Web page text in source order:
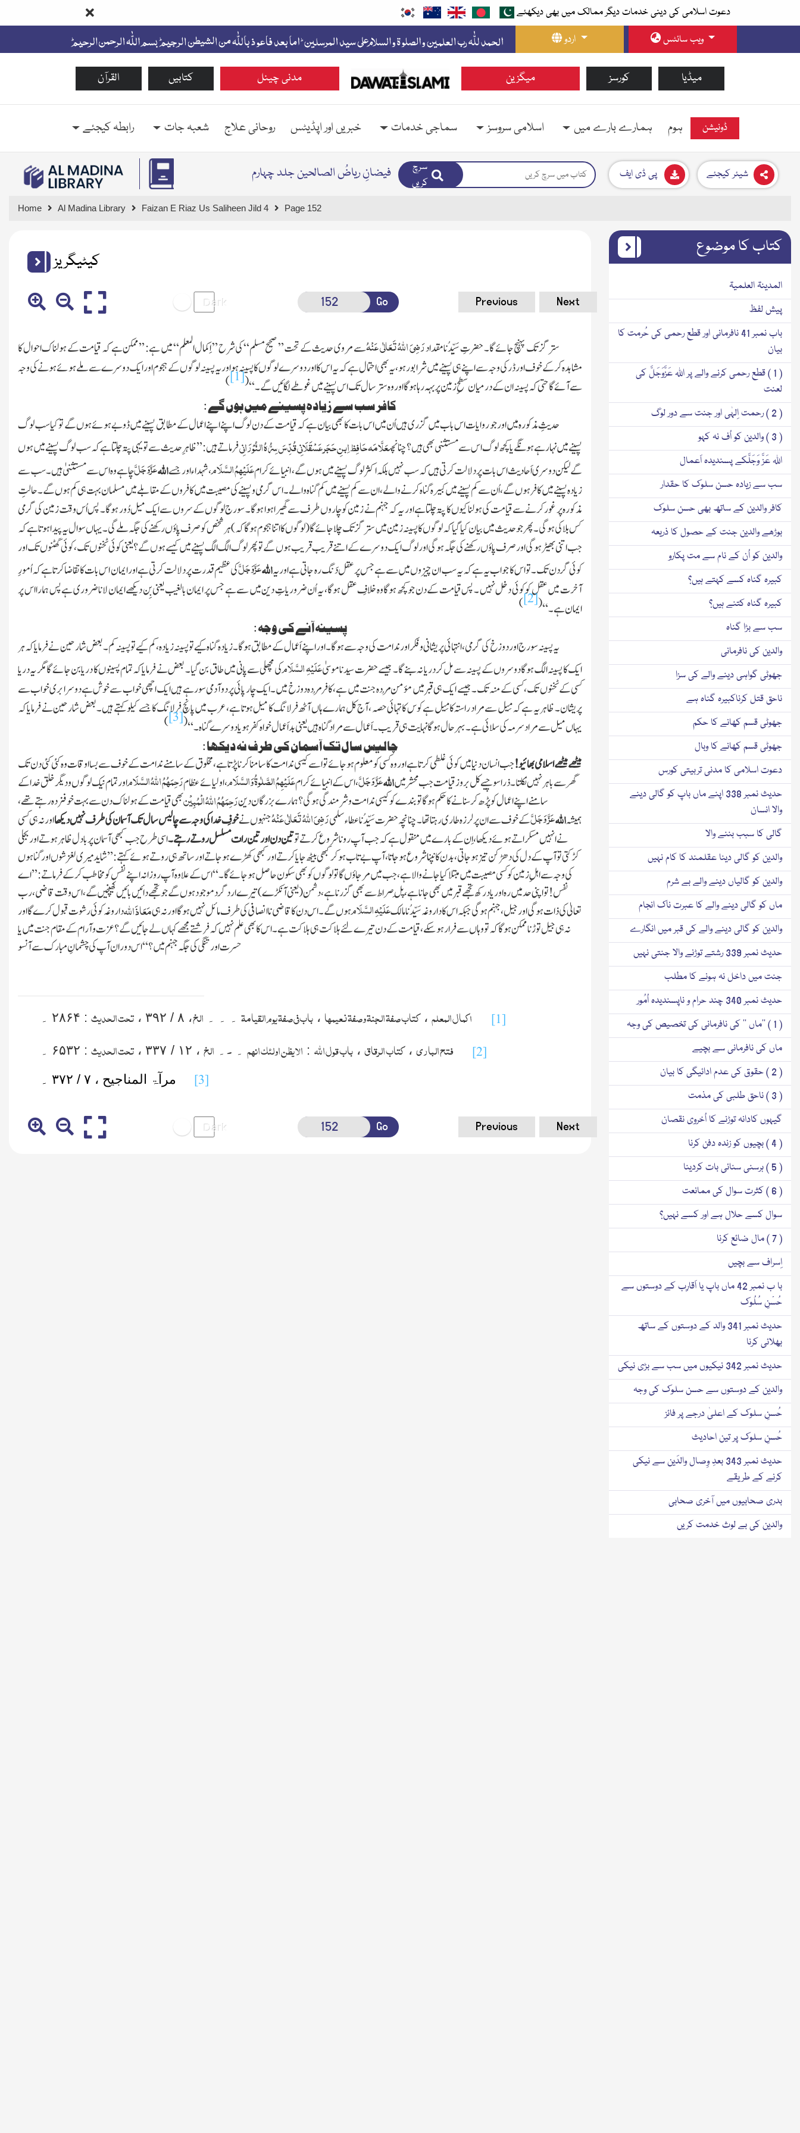
دعوت اسلامی کی دینی خدمات دیگر ممالک میں بھی دیکھئے
اردو
ویب سائٹس
القرآن کتابیں مدنی چینل میگزین کورسز میڈیا
ہوم ہمارے بارے میں اسلامی سروسز سماجی خدمات خبریں اور اپڈیٹس روحانی علاج شعبہ جات رابطہ کیجئے ڈونیشن
فيضانِ رياضُ الصالحين جلد چہارم
سرچ
کریں
پی ڈی ایف شیئر کیجئے
Home Al Madina Library Faizan E Riaz Us Saliheen Jild 4 Page 152
کیٹیگریز
Go Previous Next
ستر گز تک پہنچ جائے گا ۔ حضرتِ سَیِّدُنا مقدادرَضِیَ اللہُ تَعَالٰی عَنْہُسے مروی حدیث کے تحت ” صحیح مسلم“ کی شرح ” اِکمال المعلم“ میں ہے : ’’ممکن ہے کہ قیامت کے ہولناک احوال کا
مشاہدہ کر کے خوف اور ڈر کی وجہ سے اپنے ہی پسینے میں شرابور ہو ، یہ بھی احتمال ہے کہ یہ اس کا اور دوسرے لوگوں کا پسینہ ہو اور یہ پسینہ لوگوں کے ہجوم اور ایک دوسرے سے ملے ہوئے ہونے کی وجہ
سے آئے گا حتی کہ پسینہ ان کے درمیان سطحِ زمین پر بہہ رہا ہوگااور وہ ستر سال تک اس پسینے میں غوطے لگائیں گے ۔ ‘‘(
[1]
)
کافر سب سے زیادہ پسینے میں ہوں گے :
حدیثِ مذکورہ میں اور جو روایات اس باب میں گزری ہیں اُن میں اس بات کا بھی بیان ہے کہ قیامت کے دن لوگ اپنے اپنے اعمال کے مطابق پسینے میں ڈوبے ہوئے ہوں گے تو کیا سب لوگ
پسینے میں نہارہے ہونگے یا کچھ لوگ اس سے مستثنی بھی ہیں؟ چنانچہعَلَّامَہ حَافِظ اِبنِ حَجَر عَسْقَلَانِیقُدِّسَ سِرُّہُ النُّوْرَانِیفرماتے ہیں : ’’ظاہرِ حدیث سے تو یہی پتہ چلتا ہے کہ سب لوگ پسینے میں ہوں
گے لیکن دوسری اَحادیث اس بات پر دلالت کرتی ہیں کہ سب نہیں بلکہ اکثر لوگ پسینے میں ہوں گے ، انبیائے کرامعَلَیْہِمُ السَّلَام، شہداء اور جسےاللہعَزَّوَجَلَّچاہے وہ اس سے مستثنیٰ ہیں ۔ سب سے
زیادہ پسینے میں کافر ہوں گے ، اُن سے کم پسینے میں کبیرہ گناہ کرنے والے ، ان سے کم پسینے میں کم گناہ والے ۔ اس گرمی و پسینے کی مصیبت میں کافروں کے مقابلے میں مسلمان بہت ہی کم ہوں گے ۔ حالتِ
مذکورہ پر غور کرنے سے قیامت کی ہولناکیوں کا پتہ چلتا ہے اور یہ کہ جہنم نے زمین کو چاروں طرف سے گھیرا ہوا ہوگا ۔ سورج لوگوں کے سروں سے ایک میل دُور ہوگا ۔ پس اُس وقت زمین کی گرمی
کس بلا کی ہوگی ۔ پھرجو حدیث میں بیان کیا گیا کہ لوگوں کا پسینہ زمین میں ستر گز تک چلا جائے گا( لوگوں کا اتنا ہجوم ہوگا کہ )ہر شخص کو صرف پاؤں رکھنے کی جگہ ملے گی ۔ یہاں سوال یہ پیدا ہوتا ہے کہ
جب اتنی بھیڑ ہوگی اور صرف پاؤں رکھنے کی جگہ ہوگی اور لوگ ایک دوسرے کے اتنے قریب قریب ہوں گے تو پھر لوگ الگ الگ پسینے میں کیسے ہوں گے ؟ یعنی کوئی ٹخنوں تک ، کوئی گھٹنوں تک اور
کوئی گردن تک ۔ تو اس کا جواب یہ ہے کہ یہ سب ان چیزوں میں سے ہے جس پر عقل دَنگ رہ جاتی ہے اور یہاللہعَزَّوَجَلَّکی عظیم قدرت پر دلالت کرتی ہے اور ایمان اس بات کا تقاضا کرتا ہے کہ اُمورِ
آخرت میں عقل کو کوئی دخل نہیں ۔ پس قیامت کے دن جو کچھ ہوگا وہ خلافِ عقل ہوگا ، یہ اُن ضروریاتِ دین میں سے ہے جس پر ایمان بالغیب یعنی بِن دیکھے ایمان لانا ضروری ہے پس ہمارا اس پر
ایمان ہے ۔ ‘‘(
[2]
)
پسینہ آنے کی وجہ :
یہ پسینہ سورج اور دوزخ کی گرمی ، انتہائی پریشانی وفکر اور ندامت کی وجہ سے ہوگا ۔ اور اپنے اَعمال کے مطابق ہوگا ۔ زیادہ گناہ کیے تو پسینہ زیادہ ، کم کیے تو پسینہ کم ۔ بعض شارحین نے فرمایا کہ ہر
ایک کا پسینہ الگ ہوگا دوسروں کے پسینہ سے مل کر دریا نہ بنے گا ۔ جیسے حضرت سیدنا موسیٰعَلَیْہِ السَّلَامکی مچھلی سے پانی میں طاق بن گیا ۔ بعض نے فرمایا کہ تمام پسینوں کا دریا بن جائے گا مگر یہ دریا
کسی کے ٹخنوں تک ، کسی کے منہ تک ۔ جیسے ایک ہی قبر میں مؤمن مُردہ جنت میں ہے ، کافر مُردہ دوزخ میں ۔ ایک چار پائی پر دو آدمی سورہے ہیں ایک اچھی خواب سے خوش ہے دوسرا بری خواب سے
پریشان ۔ ظاہر یہ ہے کہ مِیل سے مراد راستہ کا مِیل ہے کوس کا تہائی حصہ ، آج کل ہمارے ہاں آٹھ فرلانگ کا میل ہوتا ہے ، عرب میں پانچ فرلانگ کا جسےکیلو کہتے ہیں ۔ بعض شارحین نے فرمایا کہ
یہاں میل سے مراد سرمہ کی سلائی ہے ۔ بہرحال ہوگا نہایت ہی قریب ۔ اَعمال سے مراد گناہ ہیں یعنی بداَعمال خواہ کفر ہو یا دوسرے گناہ ۔ ‘‘(
[3]
)
چالیس سال تک آسمان کی طرف نہ دیکھا :
میٹھے میٹھے اسلامی بھائیو !جب انسان دنیا میں کوئی غلطی کرتا ہے اور وہ کسی کو معلوم ہوجائے تو اسے کیسی ندامت کا سامنا کرنا پڑتا ہے ، مخلوق کے سامنے ندامت کے خوف سے بسا اوقات وہ کئی کئی دن تک
گھر سے باہر نہیں نکلتا ۔ ذرا سوچیے کل بروز قیامت جب محشر میںاللہعَزَّ وَجَلَّ، اس کے انبیائے کرامعَلَیْہِمُ الصَّلٰوۃُ وَالسَّلَام، اولیائے عظامرَحِمَہُمُ اللہُ السَّلَاماور تمام نیک لوگوں ودیگر خلق خدا کے
سامنے اپنے اعمال کو پڑھ کر سنانے کا حکم ہوگا تو بندے کو کیسی ندامت وشرمندگی ہوگی؟ ہمارے بزرگان دینرَحِمَہُمُ اللہُ الْمُبِیْنبھی قیامت کے ہولناک دن سے بہت خوفزدہ رہتے تھے ،
ہمیشہاللہعَزَّ وَجَلَّکے خوف سے ان پر لرزہ طاری رہتا تھا ۔ چنانچہ حضرت سَیِّدُنا عطاء سلمیرَضِیَ اللہُ تَعَالٰی عَنْہُجنہوں نےخوفِ خدا کی وجہ سے چالیس سال تک آسمان کی طرف نہیں دیکھااور نہ ہی کسی
نے انہیں مسکراتے ہوئے دیکھا ، اِن کے بارے میں منقول ہے کہ جب آپ رونا شروع کرتے توتین دن اور تین راتمسلسل روتے رہتے ۔اسی طرح جب کبھی آسمان پر بادل ظاہر ہوتے اور بجلی
کڑکتی تو آپ کے دل کی دھڑکن تیز ہوجاتی ، بدن کانپنا شروع ہو جاتا ، آپ بے تاب ہوکر کبھی بیٹھ جایا کرتے اور کبھی کھڑے ہوجاتے اور ساتھ ہی روتے ہوئے کہتے : ’’شاید میری لغزشوں اور گناہوں
کی وجہ سے اہلِ زمین کو کسی مصیبت میں مبتلا کیا جانے والا ہے ، جب میں مر جاؤں گا تو لوگوں کو بھی سکون حاصل ہو جائے گا ۔ ‘‘ اس کے علاوہ آپ روزانہ اپنے نفس کو مخاطب کر کے فرماتے : ’’اے
نفس ! تو اپنی حد میں رہ اور یاد رکھ تجھے قبر میں بھی جانا ہے ، پلِ صراط سے بھی گزرنا ہے ، دشمن (یعنی آنکڑے )تیرے ارد گرد موجود ہوں گے جو تجھے دائیں بائیں کھینچیں گے ، اس وقت قاضی ، رب
تعالیٰ کی ذات ہو گی اور جیل ، جہنم ہو گی جبکہ اس کا داروغہ سَیِّدُنا مالکعَلَیْہِ السَّلَامہوں گے ۔ اس دن کا قاضی ناانصافی کی طرف مائل نہیں ہوگا اور نہ ہیمَعَاذَ اللہداروغہ کوئی رشوت قبول کرے گا اور
نہ ہی جیل توڑنا ممکن ہوگا کہ تو وہاں سے فرار ہو سکے ، قیامت کے دن تیرے لئے ہلاکت ہی ہلاکت ہے ۔ اس کا بھی علم نہیں کہ فرشتے مجھے کہاں لے جائیں گے ؟ عزت وآرام کے مقام جنت میں یا
حسرت اور تنگی کی جگہ جہنم میں؟ ‘‘ اس دوران آپ کی چشمانِ مبارک سے آنسو
[1] اکمال المعلم ،کتاب صفۃ الجنۃ وصفۃ نعیمھا ،باب فی صفۃ یوم القیامۃ ۔ ۔ ۔ الخ، ۸ / ۳۹۲ ،تحت الحدیث : ۲۸۶۴ ۔
[2] فتح الباری ،کتاب الرقاق ،باب قول اللہ : الا یظن اولئک انھم ۔ ۔ ۔ الخ ، ۱۲ / ۳۳۷ ،تحت الحدیث : ۶۵۳۲ ۔
[3] مرآۃ المناجیح ، ۷ / ۳۷۲ ۔
Go Previous Next
کتاب کا موضوع
المدینۃ العلمیۃ
پیش لفظ
باب نمبر 41 نافرمانی اور قطع رحمی کی حُرمت کا
بیان
( 1 ) قطع رحمی کرنے والے پر اللہ عَزَّوَجَلَّ کی
لعنت
( 2 ) رحمت اِلہٰی اور جنت سے دور لوگ
( 3 ) والدین کو اُف نہ کہو
اللہ عَزَّ وَجَلَّکے پسندیدہ اَعمال
سب سے زیادہ حسن سلوک کا حقدار
کافر والدین کے ساتھ بھی حسن سلوک
بوڑھے والدین جنت کے حصول کا ذریعہ
والدین کو اُن کے نام سے مت پکارو
کبیرہ گناہ کسے کہتے ہیں؟
کبیرہ گناہ کتنے ہیں؟
سب سے بڑا گناہ
والدین کی نافرمانی
جھوٹی گواہی دینے والے کی سزا
ناحق قتل کرناکبیرہ گناہ ہے
جھوٹی قسم کھانے کا حکم
جھوٹی قسم کھانے کا وبال
دعوت اسلامی کا مدنی تربیتی کورس
حدیث نمبر 338 اپنے ماں باپ کو گالی دینے
والا انسان
گالی کا سبب بننے والا
والدین کو گالی دینا عقلمند کا کام نہیں
والدین کو گالیاں دینے والے بے شرم
ماں کو گالی دینے والے کا عبرت ناک انجام
والدین کو گالی دینے والے کی قبر میں انگارے
حدیث نمبر 339 رشتے توڑنے والا جنتی نہیں
جنت میں داخل نہ ہونے کا مطلب
حدیث نمبر 340 چند حرام و ناپسندیدہ اُمُور
( 1 ) ’’ماں ‘‘ کی نافرمانی کی تخصیص کی وجہ
ماں کی نافرمانی سے بچیے
( 2 ) حقوق کی عدم ادائیگی کا بیان
( 3 ) ناحق طلبی کی مذمت
گیہوں کادانہ توڑنے کا اُخروی نقصان
( 4 ) بچیوں کو زندہ دفن کرنا
( 5 ) ہرسنی سنائی بات کردینا
( 6 ) کثرت سوال کی ممانعت
سوال کسے حلال ہے اور کسے نہیں؟
( 7 ) مال ضائع کرنا
اِسراف سے بچیں
با ب نمبر 42 ماں باپ یا اَقارِب کے دوستوں سے
حُسْنِ سُلُوک
حدیث نمبر 341 والد کے دوستوں کے ساتھ
بھلائی کرنا
حدیث نمبر 342 نیکیوں میں سب سے بڑی نیکی
والدین کے دوستوں سے حسن سلوک کی وجہ
حُسنِ سلوک کے اعلیٰ درجے پر فائز
حُسنِ سلوک پر تین احادیث
حدیث نمبر 343 بعدِ وِصال والدَین سے نیکی
کرنے کے طریقے
بدری صحابیوں میں آخری صحابی
والدین کی بے لوث خدمت کریں